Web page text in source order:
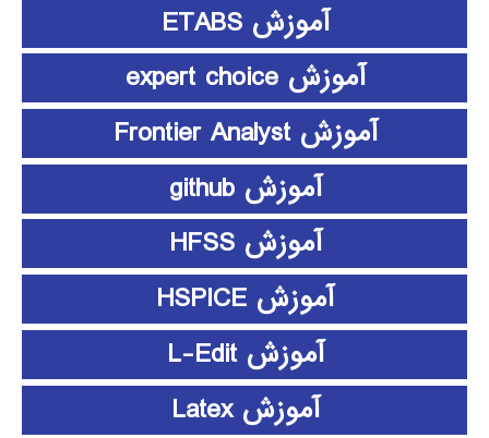
آموزش ETABS
آموزش expert choice
آموزش Frontier Analyst
آموزش github
آموزش HFSS
آموزش HSPICE
آموزش L-Edit
آموزش Latex